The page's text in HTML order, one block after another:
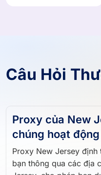
Proxy của New
chúng hoạt
Proxy New Jersey định